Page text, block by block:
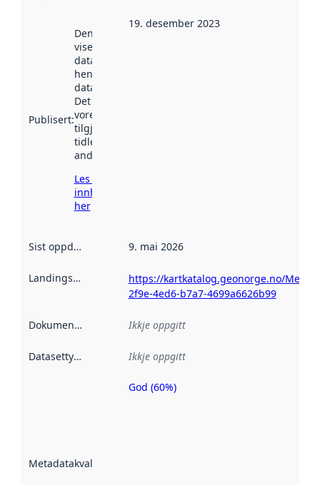
Publisert:
Denne datoen
viser når
datasettet vart
henta inn av
data.norge.no.
Det kan ha
vore
tilgjengeleg
tidlegare
andre stader.
Les meir om
innhenting
her
19. desember 2023
Sist oppdatert 9. mai 2026
Landingsside
https://kartkatalog.geonorge.no/
2f9e-4ed6-b7a7-4699a6626b99
Dokumentasjon Ikkje oppgitt
Datasettype Ikkje oppgitt
Metadatakvalitet
Metadatakvalitet
God (60%)